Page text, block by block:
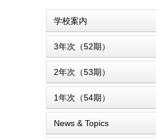
学校案内
3年次（52期）
2年次（53期）
1年次（54期）
News & Topics